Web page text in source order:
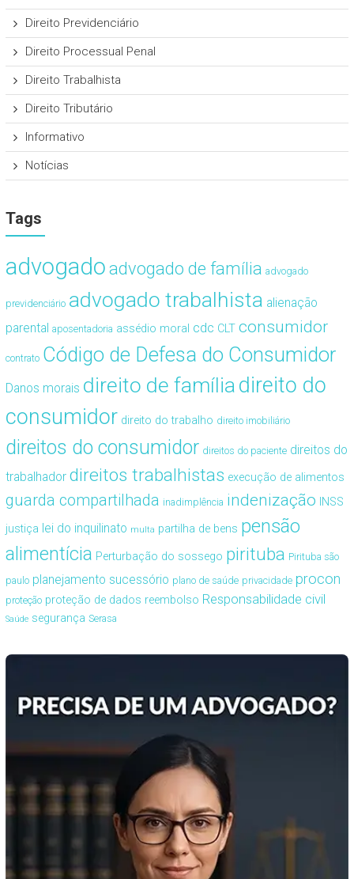
Direito Previdenciário
Direito Processual Penal
Direito Trabalhista
Direito Tributário
Informativo
Notícias
Tags
advogado advogado de família advogado
previdenciário advogado trabalhista alienação
parental aposentadoria assédio moral cdc CLT consumidor
contrato Código de Defesa do Consumidor
Danos morais direito de famíliadireito do
consumidor direito do trabalho direito imobiliário
direitos do consumidor direitos do paciente direitos do
trabalhador direitos trabalhistas execução de alimentos
guarda compartilhada inadimplência indenização INSS
justiça lei do inquilinato multa partilha de bens pensão
alimentícia Perturbação do sossego pirituba Pirituba são
paulo planejamento sucessório plano de saúde privacidade procon
proteção proteção de dados reembolso Responsabilidade civil
Saúde segurança Serasa